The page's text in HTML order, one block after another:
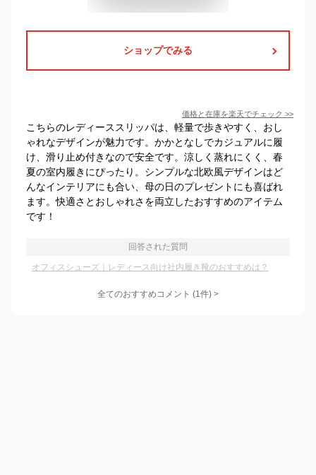
ショップでみる
価格と在庫を楽天でチェック >>
こちらのレディーススリッパは、軽量で歩きやすく、おし
ゃれなデザインが魅力です。かかとなしでカジュアルに履
け、滑り止め付きなので安全です。涼しく蒸れにくく、春
夏の室内履きにぴったり。シンプルな北欧風デザインはど
んなインテリアにも合い、母の日のプレゼントにも喜ばれ
ます。快適さとおしゃれさを両立したおすすめのアイテム
です！
回答された質問
オフィスシューズ｜レディース向け社内履き靴のおすすめは？
全てのおすすめコメント (1件) >